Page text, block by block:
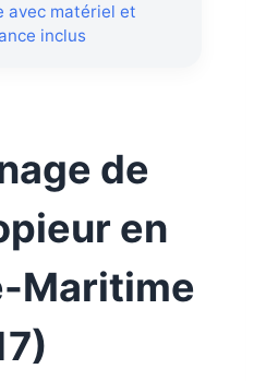
avec matériel et
inclus
de
en
Maritime